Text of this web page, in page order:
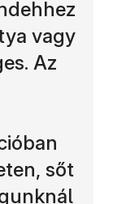
vagy
Az
sőt